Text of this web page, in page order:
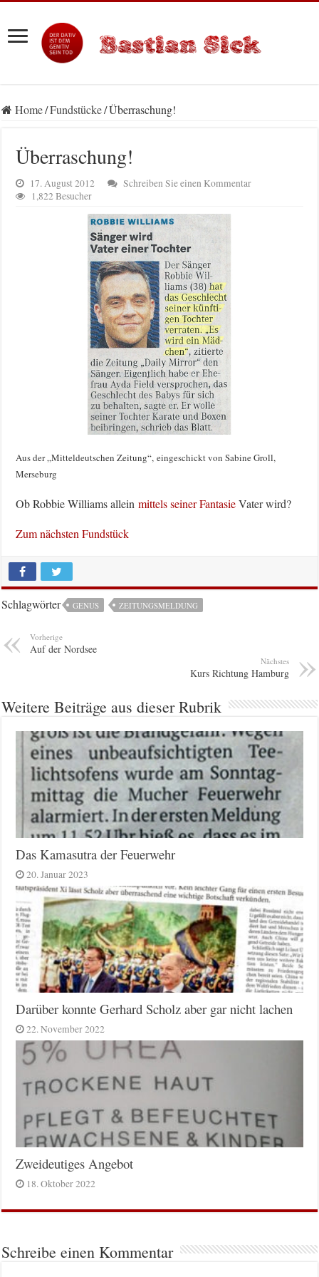
Home/Fundstücke/Überraschung!
Überraschung!
17. August 2012
Schreiben Sie einen Kommentar
1,822 Besucher
Aus der „Mitteldeutschen Zeitung“, eingeschickt von Sabine Groll,
Merseburg
Ob Robbie Williams alleinmittels seiner FantasieVater wird?
Zum nächsten Fundstück
Schlagwörter GENUS ZEITUNGSMELDUNG
Vorherige
Auf der Nordsee
Nächstes
Kurs Richtung Hamburg
Weitere Beiträge aus dieser Rubrik
Das Kamasutra der Feuerwehr
20. Januar 2023
Darüber konnte Gerhard Scholz aber gar nicht lachen
22. November 2022
Zweideutiges Angebot
18. Oktober 2022
Schreibe einen Kommentar